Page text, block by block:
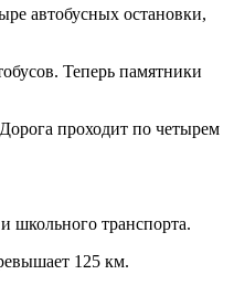
автобусных остановки,
Теперь памятники
проходит по четырем
школьного транспорта.
125 км.